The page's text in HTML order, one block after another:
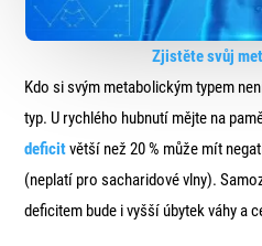
Zjistěte svůj
Kdo si svým metabolickým typem
typ. U rychlého hubnutí mějte na
deficitvětší než 20 % může mít
(neplatí pro sacharidové vlny).
deficitem bude i vyšší úbytek váhy a